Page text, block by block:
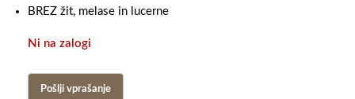
BREZ žit, melase in lucerne
Ni na zalogi